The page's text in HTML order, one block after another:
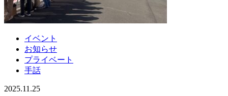
イベント
お知らせ
プライベート
手話
2025.11.25